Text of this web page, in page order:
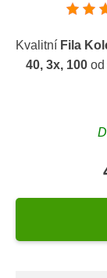
Kvalitní Fila
40, 3x, 100 od